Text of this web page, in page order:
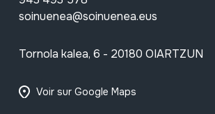
soinuenea@soinuenea.eus
Tornola kalea, 6 - 20180 OIARTZUN
Voir sur Google Maps